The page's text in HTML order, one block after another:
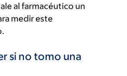
al farmacéutico un
medir este
si no tomo una